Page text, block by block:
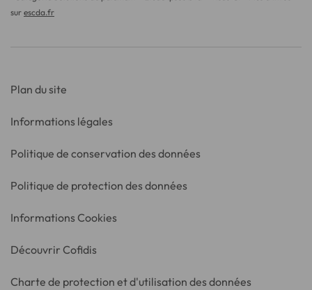
sur escda.fr
Plan du site
Informations légales
Politique de conservation des données
Politique de protection des données
Informations Cookies
Découvrir Cofidis
Charte de protection et d'utilisation des données